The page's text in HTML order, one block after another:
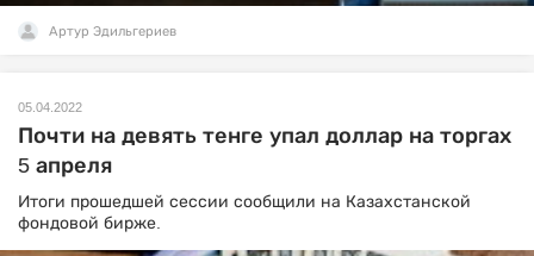
Артур Эдильгериев
05.04.2022
Почти на девять тенге упал доллар на торгах
5 апреля
Итоги прошедшей сессии сообщили на Казахстанской
фондовой бирже.